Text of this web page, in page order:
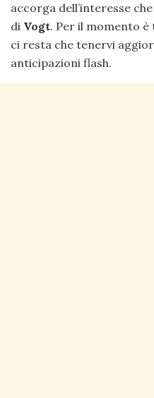
accorga dell’interesse che
di Vogt. Per il momento
ci resta che tenervi
anticipazioni flash.